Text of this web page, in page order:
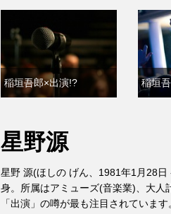
稲垣吾郎×出演!? 稲垣
星野源
星野 源(ほしの げん、1981年1月28
身。所属はアミューズ(音楽業)、大人
「出演」の噂が最も注目されています